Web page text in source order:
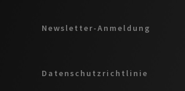
Newsletter-Anmeldung
Datenschutzrichtlinie